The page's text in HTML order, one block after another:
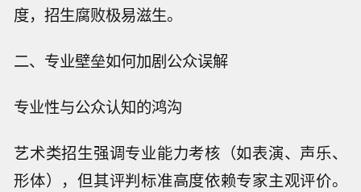
度，招生腐败极易滋生。
二、专业壁垒如何加剧公众误解
专业性与公众认知的鸿沟
艺术类招生强调专业能力考核（如表演、声乐、
形体），但其评判标准高度依赖专家主观评价。